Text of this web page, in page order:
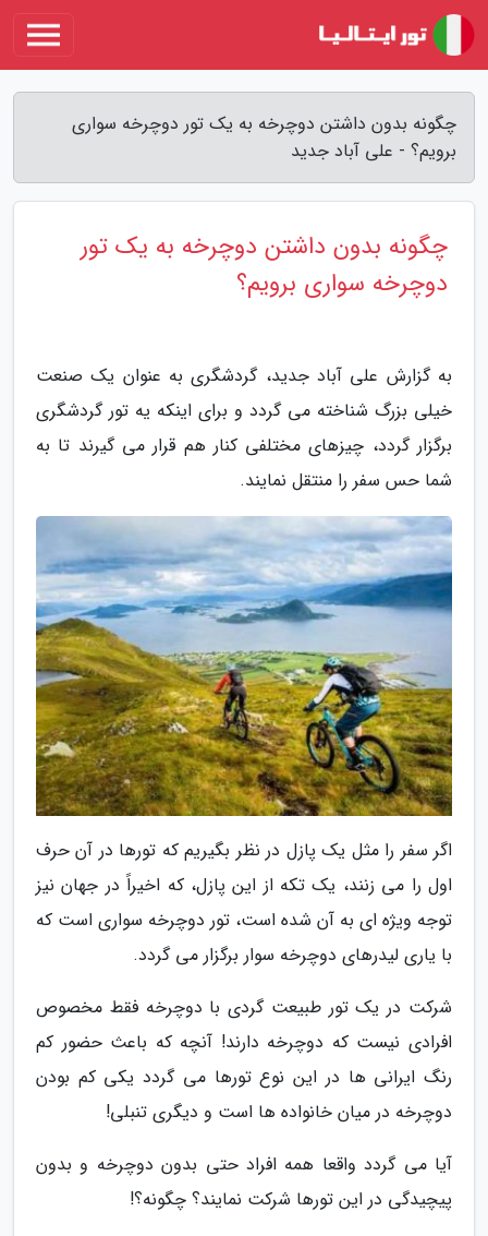
چگونه بدون داشتن دوچرخه به یک تور دوچرخه سواری
برویم؟ - علی آباد جدید
چگونه بدون داشتن دوچرخه به یک تور
دوچرخه سواری برویم؟
به گزارش علی آباد جدید، گردشگری به عنوان یک صنعت
خیلی بزرگ شناخته می گردد و برای اینکه یه تور گردشگری
برگزار گردد، چیزهای مختلفی کنار هم قرار می گیرند تا به
شما حس سفر را منتقل نمایند.
اگر سفر را مثل یک پازل در نظر بگیریم که تورها در آن حرف
اول را می زنند، یک تکه از این پازل، که اخیراً در جهان نیز
توجه ویژه ای به آن شده است، تور دوچرخه سواری است که
با یاری لیدرهای دوچرخه سوار برگزار می گردد.
شرکت در یک تور طبیعت گردی با دوچرخه فقط مخصوص
افرادی نیست که دوچرخه دارند! آنچه که باعث حضور کم
رنگ ایرانی ها در این نوع تورها می گردد یکی کم بودن
دوچرخه در میان خانواده ها است و دیگری تنبلی!
آیا می گردد واقعا همه افراد حتی بدون دوچرخه و بدون
پیچیدگی در این تورها شرکت نمایند؟ چگونه؟!